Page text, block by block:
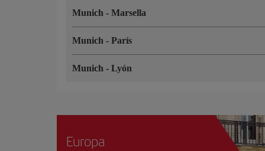
Munich - Marsella
Munich - París
Munich - Lyón
Europa